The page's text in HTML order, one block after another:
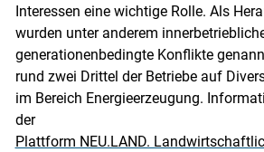
Interessen eine wichtige Rolle. Als
wurden unter anderem
generationenbedingte Konflikte
rund zwei Drittel der Betriebe auf
im Bereich Energieerzeugung.
der
Plattform NEU.LAND.